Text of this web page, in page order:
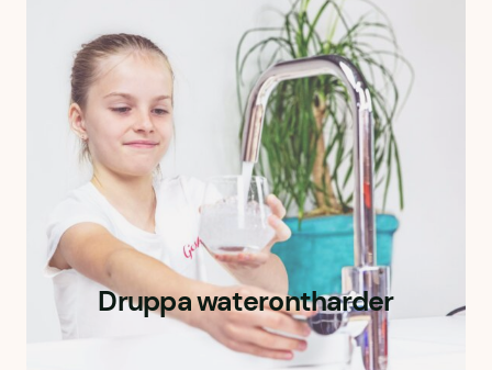
Druppa waterontharder